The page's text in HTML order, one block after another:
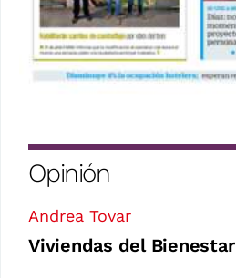
Opinión
Andrea Tovar
Viviendas del Bienestar